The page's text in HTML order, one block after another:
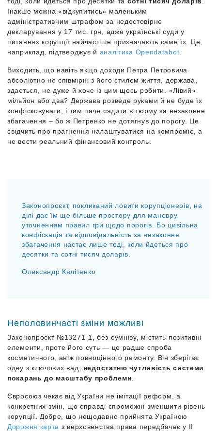
Інакше можна «відкупитись» маленьким
адміністративним штрафом за недостовірне
декларування у 17 тис. грн, адже українські суди у
питаннях корупції найчастіше призначають саме їх. Це,
наприклад, підтверджує й аналітика Opendatabot
Виходить, що навіть якщо доходи Петра Петровича
абсолютно не співмірні з його стилем життя, держава,
здається, не дуже й хоче із цим щось робити. «Лівий»
мільйон або два? Держава розведе руками й не буде їх
конфісковувати, і тим паче садити в тюрму за незаконне
збагачення – бо ж Петренко не дотягнув до порогу. Це
свідчить про прагнення налаштуватися на компроміс, а
не вести реальний фінансовий контроль.
Законопроєкт, покликаний ловити корупціонерів, на
ділі дає їм ще більше простору для маневру
уточненням правил гри щодо порогів. Бо цивільна
конфіскація та відповідальність за незаконне
збагачення настає лише тоді, коли йдеться про
десятки та сотні тисяч доларів.
Олександр Калітенко
Неполовинчасті зміни можливі
Законопроєкт №13271-1, без сумніву, містить позитивні
елементи, проте його суть — це радше спроба
косметичного, аніж повноцінного ремонту. Він зберігає
одну з ключових вад: недостатню чутливість системи
покарань до масштабу проблеми
Євросоюз чекає від України не імітації реформ, а
конкретних змін, що справді спроможні зменшити рівень
корупції. Добре, що нещодавно прийнята Україною
Дорожня карта з верховенства права передбачає у II